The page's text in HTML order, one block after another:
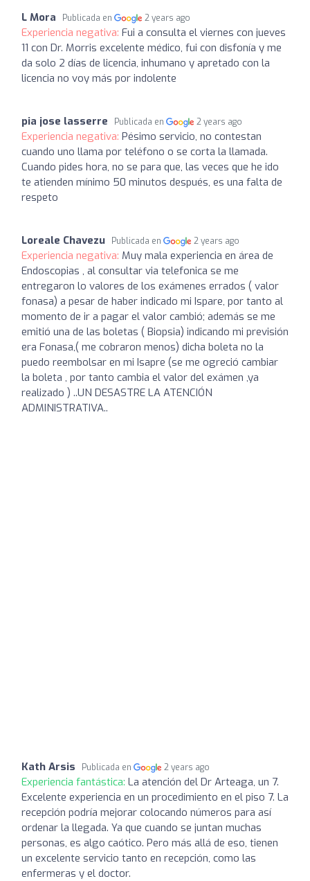
L Mora Publicada en 2 years ago
Experiencia negativa: Fui a consulta el viernes con jueves
11 con Dr. Morris excelente médico, fui con disfonía y me
da solo 2 días de licencia, inhumano y apretado con la
licencia no voy más por indolente
pia jose lasserre Publicada en 2 years ago
Experiencia negativa: Pésimo servicio, no contestan
cuando uno llama por teléfono o se corta la llamada.
Cuando pides hora, no se para que, las veces que he ido
te atienden mínimo 50 minutos después, es una falta de
respeto
Loreale Chavezu Publicada en 2 years ago
Experiencia negativa: Muy mala experiencia en área de
Endoscopias , al consultar via telefonica se me
entregaron lo valores de los exámenes errados ( valor
fonasa) a pesar de haber indicado mi Ispare, por tanto al
momento de ir a pagar el valor cambió; además se me
emitió una de las boletas ( Biopsia) indicando mi previsión
era Fonasa,( me cobraron menos) dicha boleta no la
puedo reembolsar en mi Isapre (se me ogreció cambiar
la boleta , por tanto cambia el valor del exámen ,ya
realizado ) ..UN DESASTRE LA ATENCIÓN
ADMINISTRATIVA..
Kath Arsis Publicada en 2 years ago
Experiencia fantástica: La atención del Dr Arteaga, un 7.
Excelente experiencia en un procedimiento en el piso 7. La
recepción podría mejorar colocando números para así
ordenar la llegada. Ya que cuando se juntan muchas
personas, es algo caótico. Pero más allá de eso, tienen
un excelente servicio tanto en recepción, como las
enfermeras y el doctor.